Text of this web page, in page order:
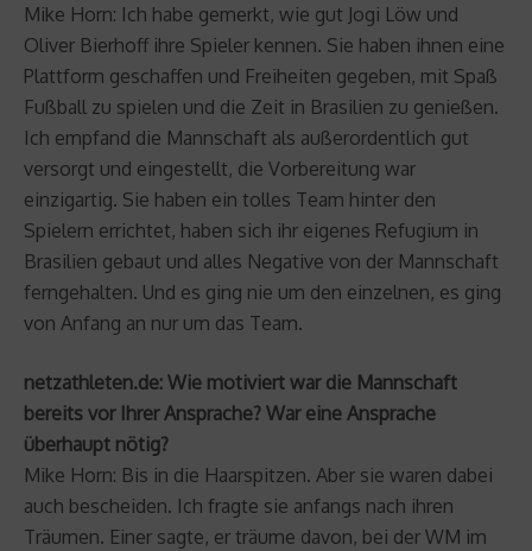
Mike Horn: Ich habe gemerkt, wie gut Jogi Löw und
Oliver Bierhoff ihre Spieler kennen. Sie haben ihnen eine
Plattform geschaffen und Freiheiten gegeben, mit Spaß
Fußball zu spielen und die Zeit in Brasilien zu genießen.
Ich empfand die Mannschaft als außerordentlich gut
versorgt und eingestellt, die Vorbereitung war
einzigartig. Sie haben ein tolles Team hinter den
Spielern errichtet, haben sich ihr eigenes Refugium in
Brasilien gebaut und alles Negative von der Mannschaft
ferngehalten. Und es ging nie um den einzelnen, es ging
von Anfang an nur um das Team.
netzathleten.de: Wie motiviert war die Mannschaft
bereits vor Ihrer Ansprache? War eine Ansprache
überhaupt nötig?
Mike Horn: Bis in die Haarspitzen. Aber sie waren dabei
auch bescheiden. Ich fragte sie anfangs nach ihren
Träumen. Einer sagte, er träume davon, bei der WM im